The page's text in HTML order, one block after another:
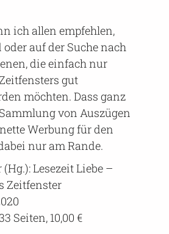
ich allen empfehlen,
auf der Suche nach
die einfach nur
gut
möchten. Dass ganz
von Auszügen
Werbung für den
nur am Rande.
Lesezeit Liebe –
Zeitfenster
Seiten, 10,00 €